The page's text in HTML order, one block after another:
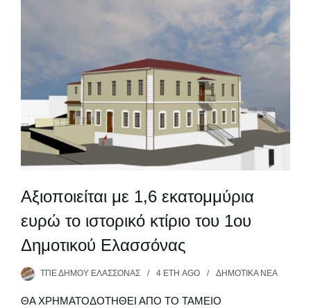
Αξιοποιείται με 1,6 εκατομμύρια
ευρώ το ιστορικό κτίριο του 1ου
Δημοτικού Ελασσόνας
ΤΠΕ ΔΉΜΟΥ ΕΛΑΣΣΌΝΑΣ 4 ΈΤΗ AGO ΔΗΜΟΤΙΚΆ ΝΈΑ
ΘΑ ΧΡΗΜΑΤΟΔΟΤΗΘΕΙ ΑΠΟ ΤΟ ΤΑΜΕΙΟ